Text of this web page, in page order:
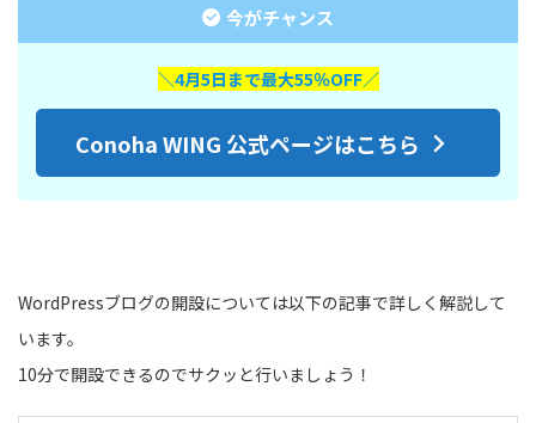
今がチャンス
＼4月5日まで最大55％OFF／
Conoha WING 公式ページはこちら
WordPressブログの開設については以下の記事で詳しく解説して
います。
10分で開設できるのでサクッと行いましょう！